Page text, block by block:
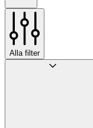
Alla filter